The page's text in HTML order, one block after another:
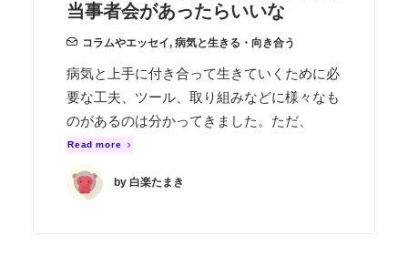
当事者会があったらいいな
コラムやエッセイ, 病気と生きる・向き合う
病気と上手に付き合って生きていくために必
要な工夫、ツール、取り組みなどに様々なも
のがあるのは分かってきました。ただ、
Read more
by 白楽たまき